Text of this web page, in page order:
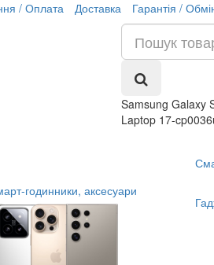
/ Оплата Доставка Гарантія /
Samsung Galaxy
Laptop 17-
годинники, аксесуари